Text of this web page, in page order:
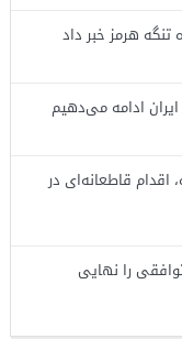
تنگه هرمز خبر داد
ادامه می‌دهیم
قاطعانه‌ای در
را نهایی